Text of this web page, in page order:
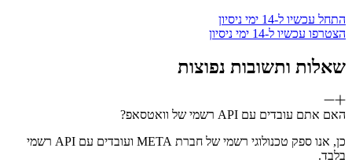
התחל עכשיו ל-14 ימי ניסיון
הצטרפו עכשיו ל-14 ימי ניסיון
שאלות ותשובות נפוצות
האם אתם עובדים עם API רשמי של וואטסאפ?
כן, אנו ספק טכנולוגי רשמי של חברת META ועובדים עם API רשמי
בלבד.